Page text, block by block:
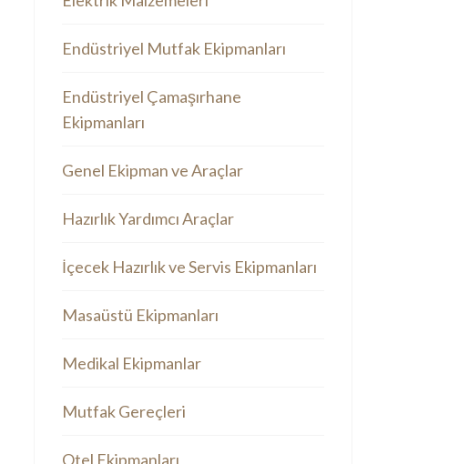
Endüstriyel Mutfak Ekipmanları
Endüstriyel Çamaşırhane
Ekipmanları
Genel Ekipman ve Araçlar
Hazırlık Yardımcı Araçlar
İçecek Hazırlık ve Servis Ekipmanları
Masaüstü Ekipmanları
Medikal Ekipmanlar
Mutfak Gereçleri
Otel Ekipmanları